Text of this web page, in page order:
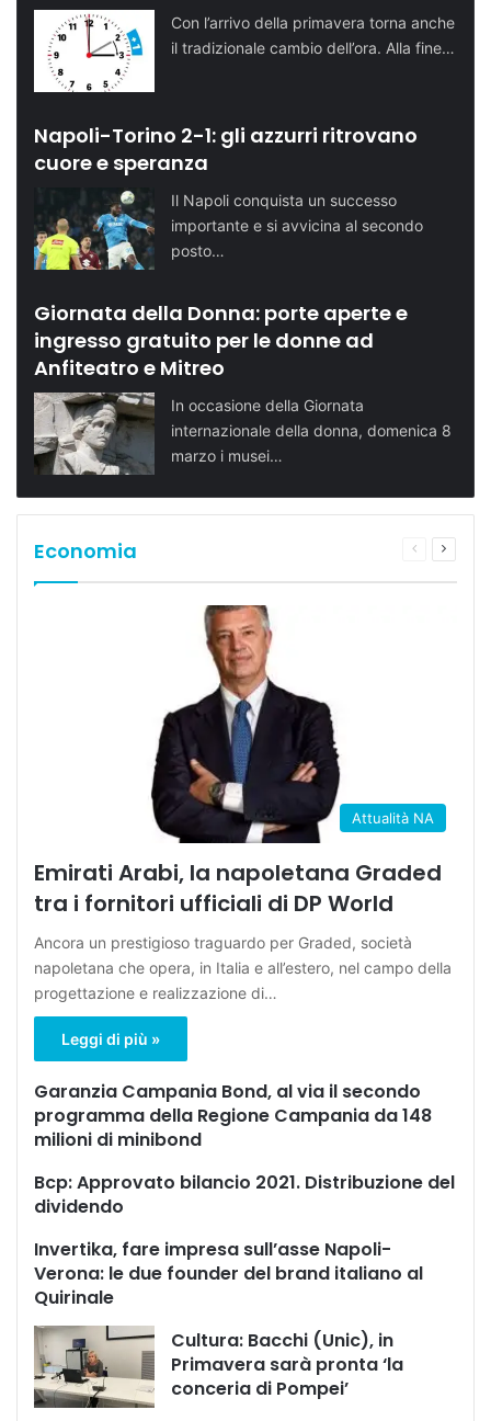
Con l’arrivo della primavera torna anche
il tradizionale cambio dell’ora. Alla fine…
Napoli-Torino 2-1: gli azzurri ritrovano
cuore e speranza
Il Napoli conquista un successo
importante e si avvicina al secondo
posto…
Giornata della Donna: porte aperte e
ingresso gratuito per le donne ad
Anfiteatro e Mitreo
In occasione della Giornata
internazionale della donna, domenica 8
marzo i musei…
Economia
Pagina
Attualità NA
Emirati Arabi, la napoletana Graded
tra i fornitori ufficiali di DP World
Ancora un prestigioso traguardo per Graded, società
napoletana che opera, in Italia e all’estero, nel campo della
progettazione e realizzazione di…
Leggi di più »
Garanzia Campania Bond, al via il secondo
programma della Regione Campania da 148
milioni di minibond
Bcp: Approvato bilancio 2021. Distribuzione del
dividendo
Invertika, fare impresa sull’asse Napoli-
Verona: le due founder del brand italiano al
Quirinale
Cultura: Bacchi (Unic), in
Primavera sarà pronta ‘la
conceria di Pompei’